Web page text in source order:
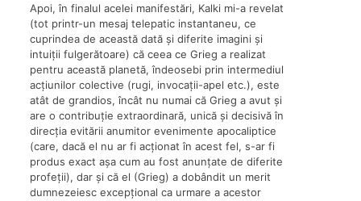
Apoi, în finalul acelei manifestări, Kalki mi-a revelat
(tot printr-un mesaj telepatic instantaneu, ce
cuprindea de această dată și diferite imagini și
intuiții fulgerătoare) că ceea ce Grieg a realizat
pentru această planetă, îndeosebi prin intermediul
acțiunilor colective (rugi, invocații-apel etc.), este
atât de grandios, încât nu numai că Grieg a avut și
are o contribuție extraordinară, unică și decisivă în
direcția evitării anumitor evenimente apocaliptice
(care, dacă el nu ar fi acționat în acest fel, s-ar fi
produs exact așa cum au fost anunțate de diferite
profeții), dar și că el (Grieg) a dobândit un merit
dumnezeiesc excepțional ca urmare a acestor